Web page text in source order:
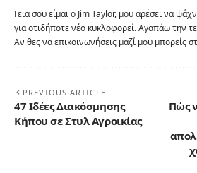
Γεια σου είμαι ο Jim Taylor, μου αρέσει να
για οτιδήποτε νέο κυκλοφορεί. Αγαπάω την
Αν θες να επικοινωνήσεις μαζί μου μπορείς
PREVIOUS ARTICLE
47 Ιδέες Διακόσμησης
Κήπου σε Στυλ Αγροικίας
Πώς